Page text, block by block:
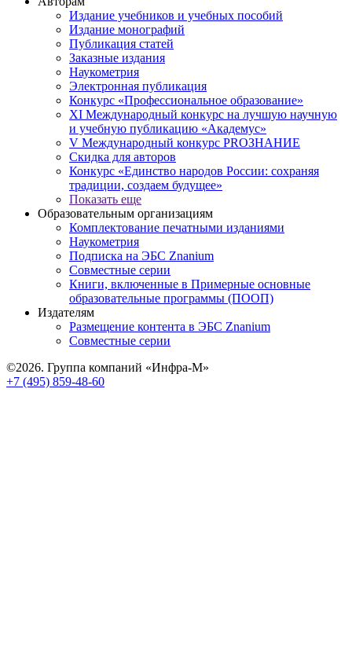
Издание учебников и учебных пособий
Издание монографий
Публикация статей
Заказные издания
Наукометрия
Электронная публикация
Конкурс «Профессиональное образование»
XI Международный конкурс на лучшую научную
и учебную публикацию «Академус»
V Международный конкурс PROЗНАНИЕ
Скидка для авторов
Конкурс «Единство народов России: сохраняя
традиции, создаем будущее»
Показать еще
Образовательным организациям
Комплектование печатными изданиями
Наукометрия
Подписка на ЭБС Znanium
Совместные серии
Книги, включенные в Примерные основные
образовательные программы (ПООП)
Издателям
Размещение контента в ЭБС Znanium
Совместные серии
©2026. Группа компаний «Инфра-М»
+7 (495) 859-48-60